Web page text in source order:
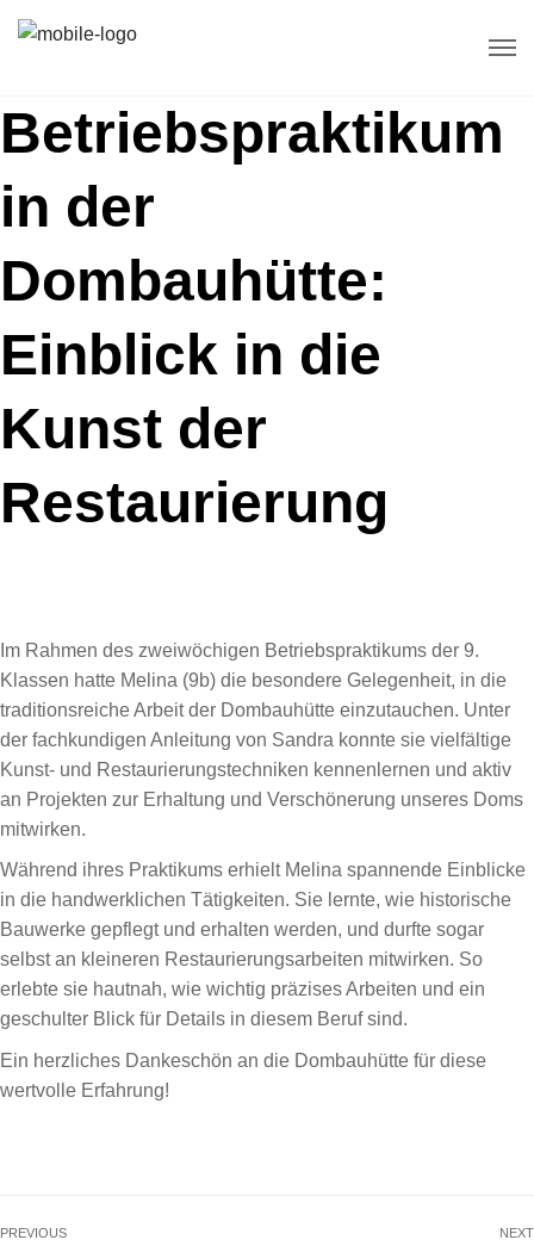
Betriebspraktikum
in der
Dombauhütte:
Einblick in die
Kunst der
Restaurierung
Im Rahmen des zweiwöchigen Betriebspraktikums der 9.
Klassen hatte Melina (9b) die besondere Gelegenheit, in die
traditionsreiche Arbeit der Dombauhütte einzutauchen. Unter
der fachkundigen Anleitung von Sandra konnte sie vielfältige
Kunst- und Restaurierungstechniken kennenlernen und aktiv
an Projekten zur Erhaltung und Verschönerung unseres Doms
mitwirken.
Während ihres Praktikums erhielt Melina spannende Einblicke
in die handwerklichen Tätigkeiten. Sie lernte, wie historische
Bauwerke gepflegt und erhalten werden, und durfte sogar
selbst an kleineren Restaurierungsarbeiten mitwirken. So
erlebte sie hautnah, wie wichtig präzises Arbeiten und ein
geschulter Blick für Details in diesem Beruf sind.
Ein herzliches Dankeschön an die Dombauhütte für diese
wertvolle Erfahrung!
PREVIOUS NEXT